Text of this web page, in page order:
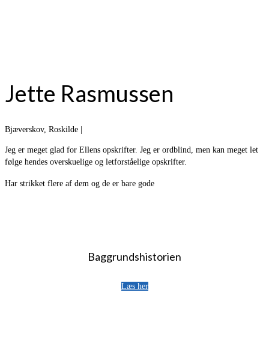
Jette Rasmussen
Bjæverskov, Roskilde |
Jeg er meget glad for Ellens opskrifter. Jeg er ordblind, men kan meget let
følge hendes overskuelige og letforståelige opskrifter.
Har strikket flere af dem og de er bare gode
Baggrundshistorien
Læs her